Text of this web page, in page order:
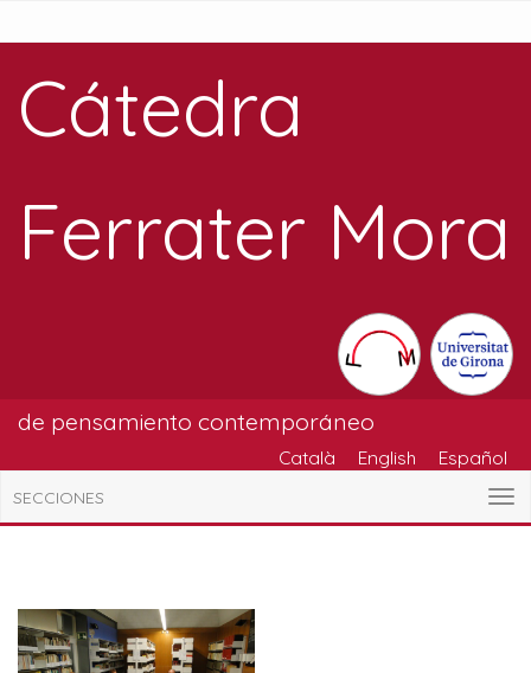
Cátedra
Ferrater Mora
de pensamiento contemporáneo
Català English Español
SECCIONES